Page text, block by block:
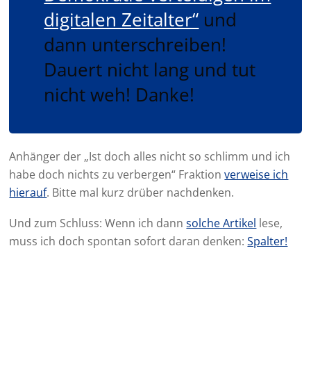
digitalen Zeitalter“ und
dann unterschreiben!
Dauert nicht lang und tut
nicht weh! Danke!
Anhänger der „Ist doch alles nicht so schlimm und ich
habe doch nichts zu verbergen“ Fraktionverweise ich
hierauf. Bitte mal kurz drüber nachdenken.
Und zum Schluss: Wenn ich dannsolche Artikel lese,
muss ich doch spontan sofort daran denken:Spalter!